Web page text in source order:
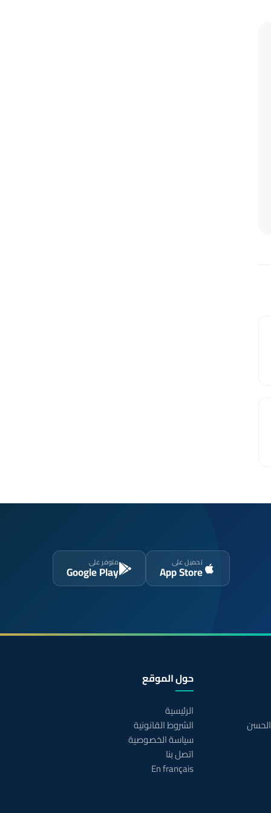
تحميل على
App Store
متوفر على
Google Play
حول الموقع
الرئيسية
الشروط القانونية
سياسة الخصوصية
اتصل بنا
En français